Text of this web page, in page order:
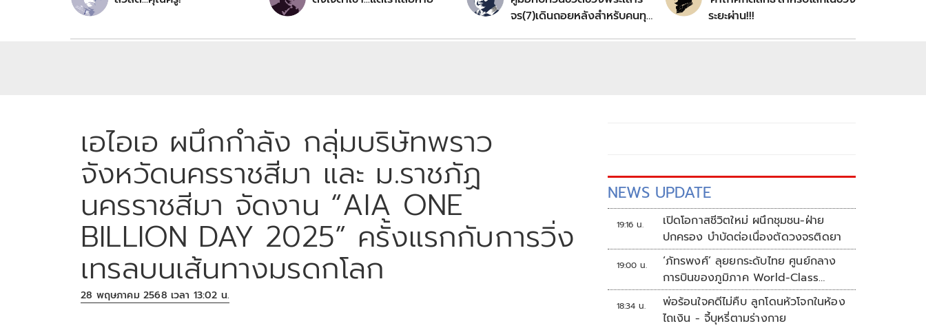
จร(7)เดินถอยหลังสำหรับคนทุก
ระยะผ่าน!!!
เอไอเอ ผนึกกำลัง กลุ่มบริษัทพราว
จังหวัดนครราชสีมา และ ม.ราชภัฏ
นครราชสีมา จัดงาน “AIA ONE
BILLION DAY 2025” ครั้งแรกกับการวิ่ง
เทรลบนเส้นทางมรดกโลก
28 พฤษภาคม 2568 เวลา 13:02 น.
NEWS UPDATE
19:16 น.
เปิดโอกาสชีวิตใหม่ ผนึกชุมชน-ฝ่าย
ปกครอง บำบัดต่อเนื่องตัดวงจรติดยา
19:00 น.
‘ภัทรพงศ์’ ลุยยกระดับไทย ศูนย์กลาง
การบินของภูมิภาค World-Class
Aviation Hub | ห้องข่าวไทยโพสต์สุด
สัปดาห์
18:34 น.
พ่อร้อนใจคดีไม่คืบ ลูกโดนหัวโจกในห้อง
ไถเงิน - จี้บุหรี่ตามร่างกาย